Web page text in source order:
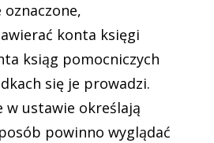
konta księgi
ksiąg pomocniczych
się je prowadzi.
w ustawie określają
powinno wyglądać